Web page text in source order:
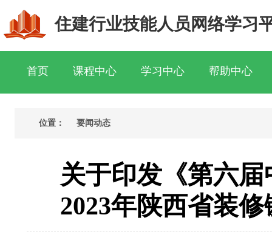
住建行业技能人员网络学习
首页 课程中心 学习中心 帮助中心
位置： 要闻动态
关于印发《第六
2023年陕西省装